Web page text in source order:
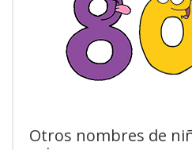
Otros nombres de